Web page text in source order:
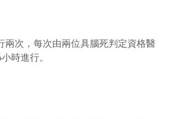
兩次，每次由兩位具腦死判定資格醫
時進行。